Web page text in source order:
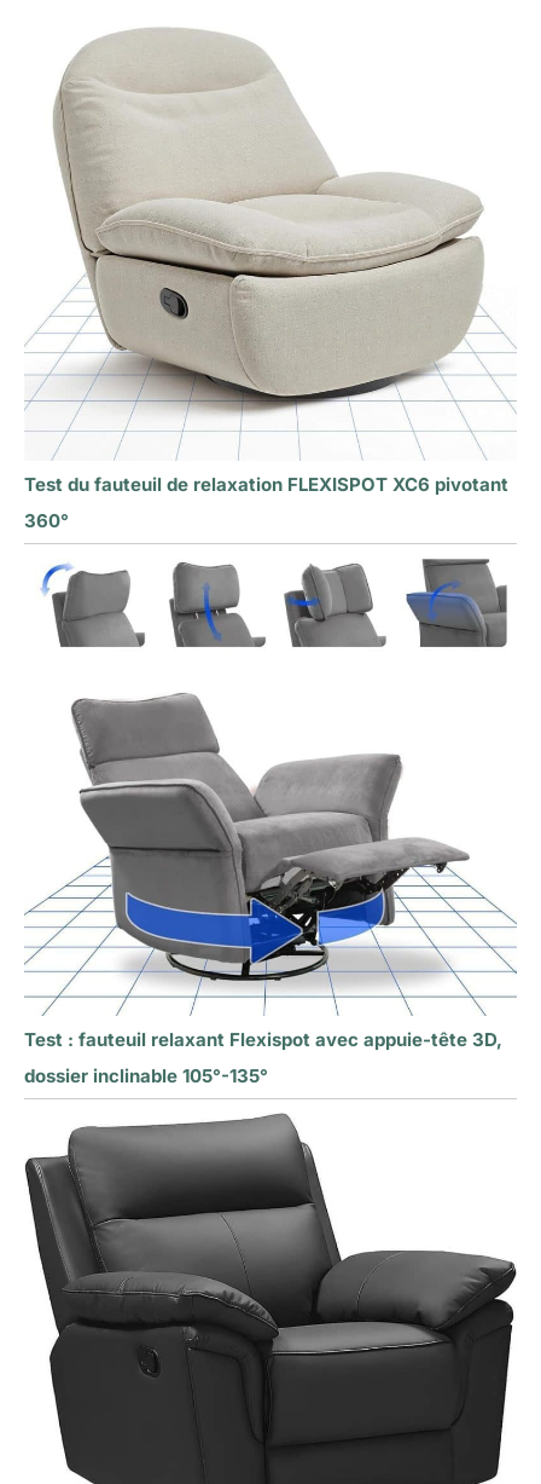
Test du fauteuil de relaxation FLEXISPOT XC6 pivotant
360°
Test : fauteuil relaxant Flexispot avec appuie-tête 3D,
dossier inclinable 105°-135°